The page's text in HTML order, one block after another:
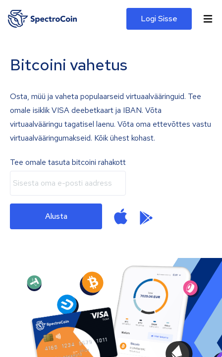
Logi Sisse
Bitcoini vahetus
Osta, müü ja vaheta populaarseid virtuaalvääringuid. Tee
omale isiklik VISA deebetkaart ja IBAN. Võta
virtuaalvääringu tagatisel laenu. Võta oma ettevõttes vastu
virtuaalvääringumakseid. Kõik ühest kohast.
Tee omale tasuta bitcoini rahakott
Alusta